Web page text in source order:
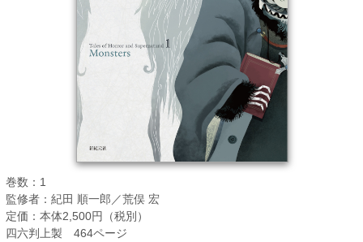
巻数：1
監修者：紀田 順一郎／荒俣 宏
定価：本体2,500円（税別）
四六判上製 464ページ